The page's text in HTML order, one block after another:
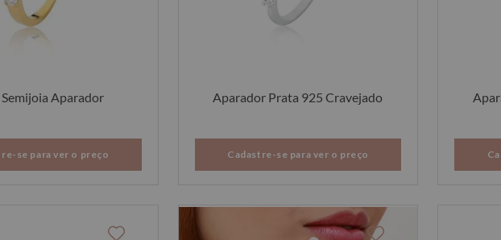
Aparador
se para ver o preço
Aparador Prata 925 Cravejado
Cadastre-se para ver o preço